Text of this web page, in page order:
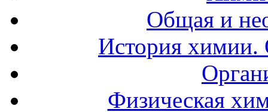
Общая и
История
Физическая